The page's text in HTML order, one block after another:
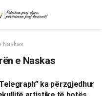
Naskas
e Naskas
ka përzgjedhur